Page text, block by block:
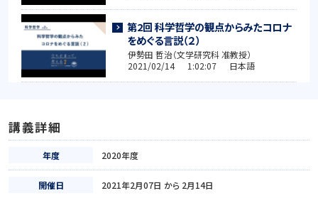
第2回 科学哲学の観点からみたコロナ
をめぐる言説（２）
伊勢田 哲治（文学研究科 准教授）
2021/02/14 1:02:07 日本語
講義詳細
年度 2020年度
開催日 2021年2月07日 から 2月14日